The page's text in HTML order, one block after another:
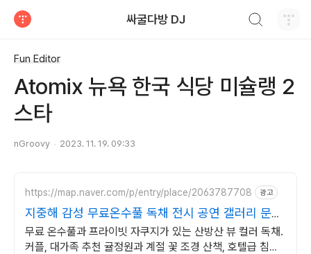
싸굴다방 DJ
Fun Editor
Atomix 뉴욕 한국 식당 미슐랭 2
스타
nGroovy 2023. 11. 19. 09:33
https://map.naver.com/p/entry/place/2063787708 광고
지중해 감성 무료온수풀 독채 전시 공연 갤러리 문화
공간
무료 온수풀과 프라이빗 자쿠지가 있는 산방산 뷰 컬러 독채.
커플, 대가족 추천 귤정원과 계절 꽃 조경 산책, 호텔급 침구